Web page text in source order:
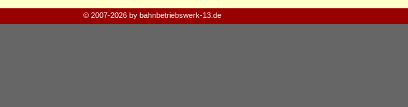
© 2007-2026 by bahnbetriebswerk-13.de